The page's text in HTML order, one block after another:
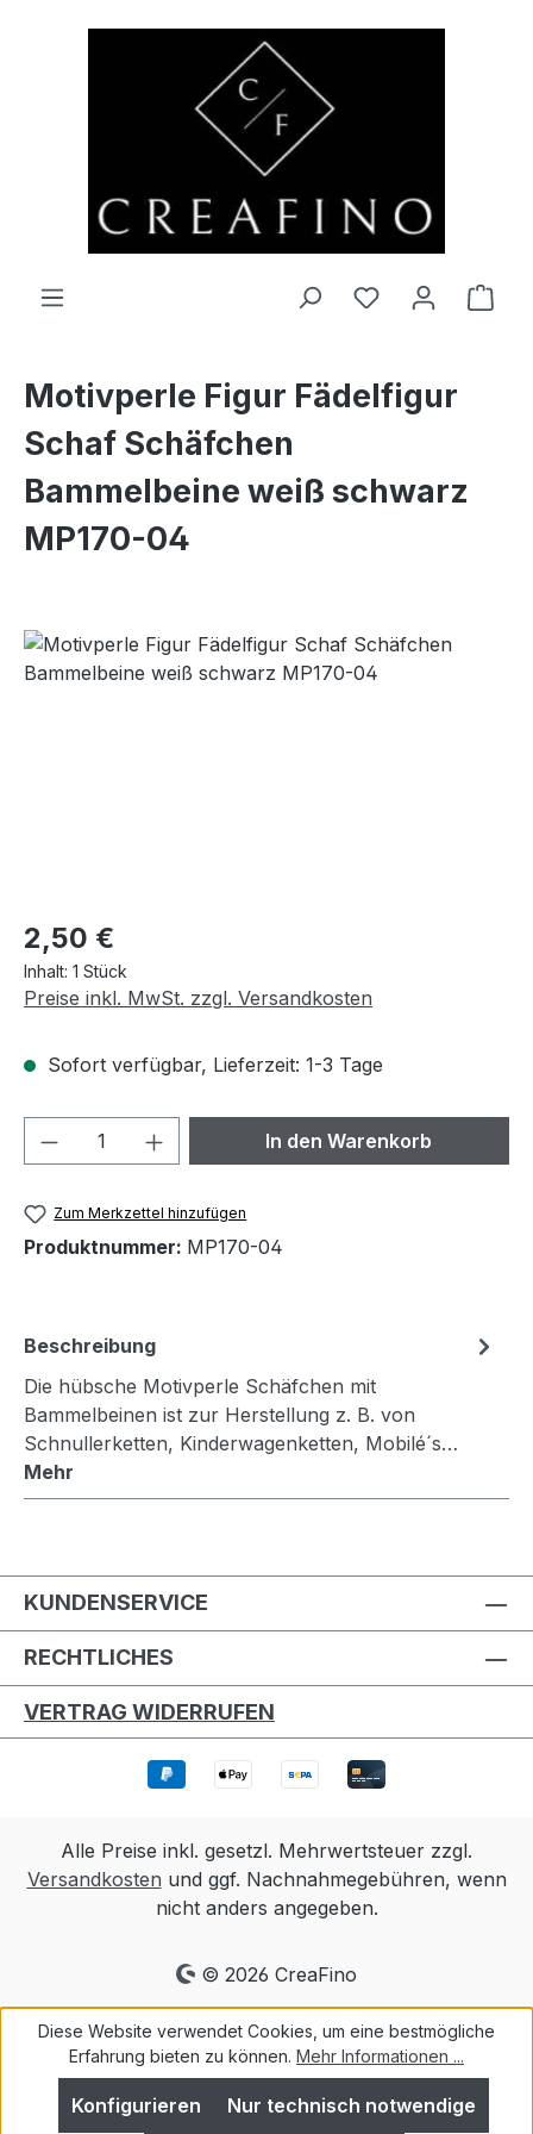
Zum Hauptinhalt springen
Du hast 0
Motivperle Figur Fädelfigur
Schaf Schäfchen
Bammelbeine weiß schwarz
MP170-04
Regulärer Preis:
2,50 €
Inhalt: 1 Stück
Preise inkl. MwSt. zzgl. Versandkosten
Sofort verfügbar, Lieferzeit: 1-3 Tage
Produkt Anzahl: Gib denIn den Warenkorb
Zum Merkzettel hinzufügen
Produktnummer: MP170-04
Beschreibung
Die hübsche Motivperle Schäfchen mit
Bammelbeinen ist zur Herstellung z. B. von
Schnullerketten, Kinderwagenketten, Mobilé´s…
Mehr
KUNDENSERVICE
RECHTLICHES
VERTRAG WIDERRUFEN
Alle Preise inkl. gesetzl. Mehrwertsteuer zzgl.
Versandkosten und ggf. Nachnahmegebühren, wenn
nicht anders angegeben.
© 2026 CreaFino
Diese Website verwendet Cookies, um eine bestmögliche
Erfahrung bieten zu können. Mehr Informationen ...
Nur technisch notwendige
Konfigurieren